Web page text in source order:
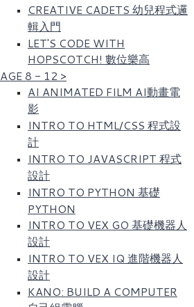
CREATIVE CADETS 幼兒程式邏
輯入門
LET'S CODE WITH
HOPSCOTCH! 數位樂高​
AGE 8 - 12 >
AI ANIMATED FILM AI動畫電
影
INTRO TO HTML/CSS 程式設
計
INTRO TO JAVASCRIPT 程式
設計
INTRO TO PYTHON 基礎
PYTHON
INTRO TO VEX GO 基礎機器人
設計
INTRO TO VEX IQ 進階機器人
設計
KANO: BUILD A COMPUTER